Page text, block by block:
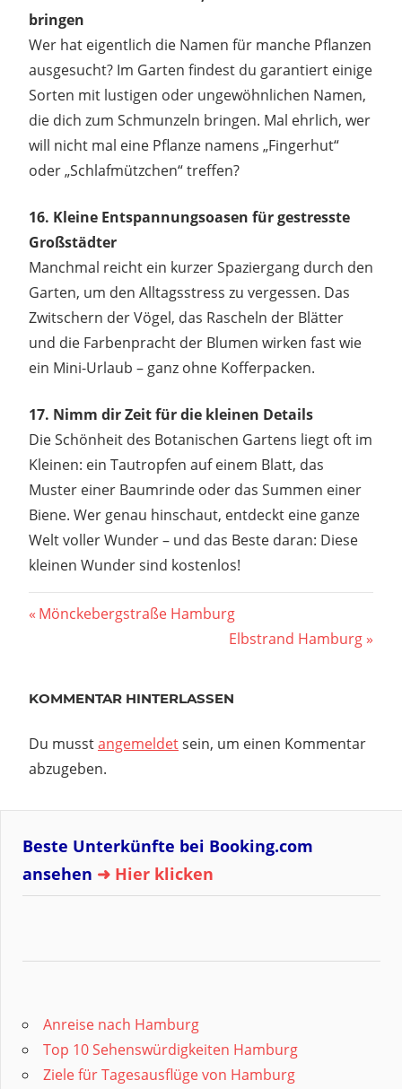
bringen
Wer hat eigentlich die Namen für manche Pflanzen
ausgesucht? Im Garten findest du garantiert einige
Sorten mit lustigen oder ungewöhnlichen Namen,
die dich zum Schmunzeln bringen. Mal ehrlich, wer
will nicht mal eine Pflanze namens „Fingerhut“
oder „Schlafmützchen“ treffen?
16. Kleine Entspannungsoasen für gestresste
Großstädter
Manchmal reicht ein kurzer Spaziergang durch den
Garten, um den Alltagsstress zu vergessen. Das
Zwitschern der Vögel, das Rascheln der Blätter
und die Farbenpracht der Blumen wirken fast wie
ein Mini-Urlaub – ganz ohne Kofferpacken.
17. Nimm dir Zeit für die kleinen Details
Die Schönheit des Botanischen Gartens liegt oft im
Kleinen: ein Tautropfen auf einem Blatt, das
Muster einer Baumrinde oder das Summen einer
Biene. Wer genau hinschaut, entdeckt eine ganze
Welt voller Wunder – und das Beste daran: Diese
kleinen Wunder sind kostenlos!
Beitragsnavigation
Vorheriger
Mönckebergstraße Hamburg
Nächster
Elbstrand Hamburg
KOMMENTAR HINTERLASSEN
Du musstangemeldetsein, um einen Kommentar
abzugeben.
Beste Unterkünfte bei Booking.com
ansehen ➜ Hier klicken
Anreise nach Hamburg
Top 10 Sehenswürdigkeiten Hamburg
Ziele für Tagesausflüge von Hamburg